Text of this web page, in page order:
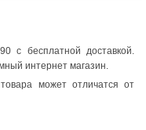
с бесплатной доставкой.
интернет магазин.
товара может отличатся от